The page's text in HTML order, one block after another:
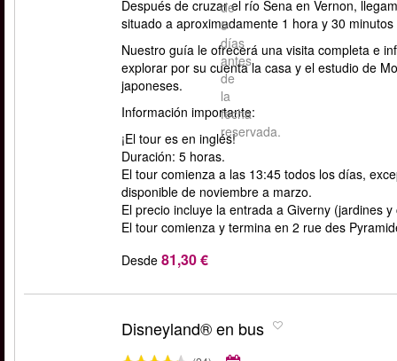
de
5
días
antes
de
la
fecha
reservada.
Después de cruzar el río Sena en Vernon,
situado a aproximadamente 1 hora y 30
Nuestro guía le ofrecerá una visita completa e
explorar por su cuenta la casa y el estudio de
japoneses.
Información importante:
¡El tour es en inglés!
Duración: 5 horas.
El tour comienza a las 13:45 todos los días,
disponible de noviembre a marzo.
El precio incluye la entrada a Giverny (jardines y
El tour comienza y termina en 2 rue des
Desde 81,30 €
Disneyland® en bus